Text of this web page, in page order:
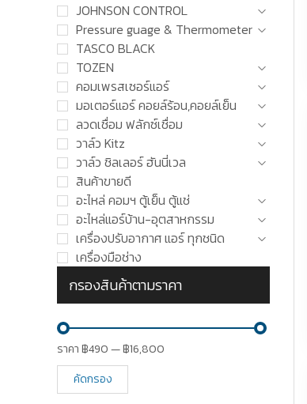
JOHNSON CONTROL
Pressure guage & Thermometer
TASCO BLACK
TOZEN
คอมเพรสเซอร์แอร์
มอเตอร์แอร์ คอยล์ร้อน,คอยล์เย็น
ลวดเชื่อม ฟลักซ์เชื่อม
วาล์ว Kitz
วาล์ว ชิลเลอร์ ฮันนี่เวล
สินค้าขายดี
อะไหล่ คอมฯ ตู้เย็น ตู้แช่
อะไหล่แอร์บ้าน-อุตสาหกรรม
เครื่องปรับอากาศ แอร์ ทุกชนิด
เครื่องมือช่าง
กรองสินค้าตามราคา
คัดกรอง
ราคา฿490—฿16,800